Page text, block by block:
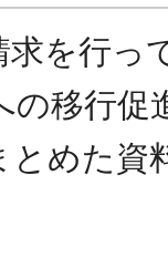
求を行っ
の移行促
とめた資